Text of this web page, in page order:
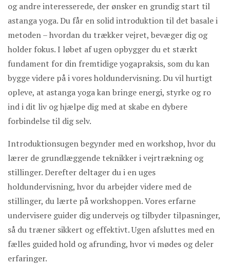
og andre interesserede, der ønsker en grundig start til
astanga yoga. Du får en solid introduktion til det basale i
metoden – hvordan du trækker vejret, bevæger dig og
holder fokus. I løbet af ugen opbygger du et stærkt
fundament for din fremtidige yogapraksis, som du kan
bygge videre på i vores holdundervisning. Du vil hurtigt
opleve, at astanga yoga kan bringe energi, styrke og ro
ind i dit liv og hjælpe dig med at skabe en dybere
forbindelse til dig selv.
Introduktionsugen begynder med en workshop, hvor du
lærer de grundlæggende teknikker i vejrtrækning og
stillinger. Derefter deltager du i en uges
holdundervisning, hvor du arbejder videre med de
stillinger, du lærte på workshoppen. Vores erfarne
undervisere guider dig undervejs og tilbyder tilpasninger,
så du træner sikkert og effektivt. Ugen afsluttes med en
fælles guided hold og afrunding, hvor vi mødes og deler
erfaringer.